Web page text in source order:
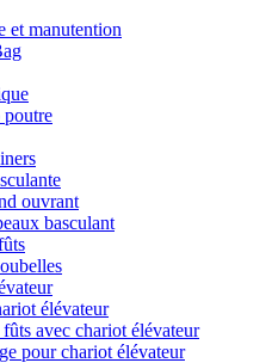
et manutention
poutre
ouvrant
basculant
élévateur
avec chariot élévateur
pour chariot élévateur